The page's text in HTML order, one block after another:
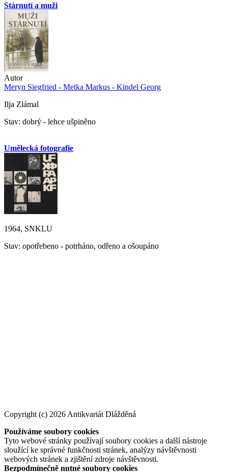
Stárnutí a muži
Autor
Meryn Siegfried - Metka Markus - Kindel Georg
Ilja Zlámal
Stav: dobrý - lehce ušpiněno
Umělecká fotografie
1964, SNKLU
Stav: opotřebeno - potrháno, odřeno a ošoupáno
Copyright (c) 2026 Antikvariát Dlážděná
Používáme soubory cookies
Tyto webové stránky používají soubory cookies a další nástroje
sloužící ke správné funkčnosti stránek, analýzy návštěvnosti
webových stránek a zjištění zdroje návštěvnosti.
Bezpodmínečně nutné soubory cookies